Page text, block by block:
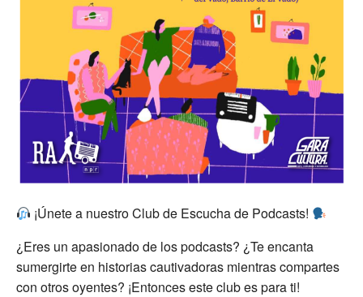
¡Únete a nuestro Club de Escucha de Podcasts!
¿Eres un apasionado de los podcasts? ¿Te encanta
sumergirte en historias cautivadoras mientras compartes
con otros oyentes? ¡Entonces este club es para ti!